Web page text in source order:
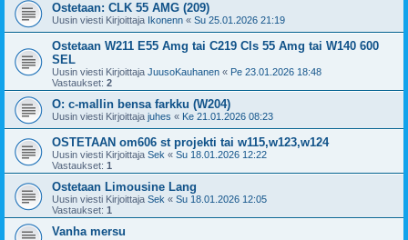
Ostetaan: CLK 55 AMG (209)
Uusin viesti Kirjoittaja Ikonenn « Su 25.01.2026 21:19
Ostetaan W211 E55 Amg tai C219 Cls 55 Amg tai W140 600
SEL
Uusin viesti Kirjoittaja JuusoKauhanen « Pe 23.01.2026 18:48
Vastaukset: 2
O: c-mallin bensa farkku (W204)
Uusin viesti Kirjoittaja juhes « Ke 21.01.2026 08:23
OSTETAAN om606 st projekti tai w115,w123,w124
Uusin viesti Kirjoittaja Sek « Su 18.01.2026 12:22
Vastaukset: 1
Ostetaan Limousine Lang
Uusin viesti Kirjoittaja Sek « Su 18.01.2026 12:05
Vastaukset: 1
Vanha mersu